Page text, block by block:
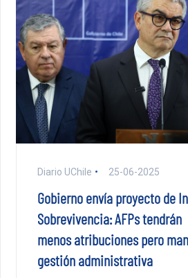
Diario UChile 25-06-2025
Gobierno envía proyecto de
Sobrevivencia: AFPs tendrán
menos atribuciones pero
gestión administrativa